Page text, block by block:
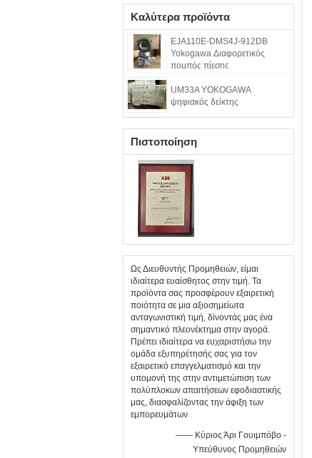
Καλύτερα προϊόντα
EJA110E-DMS4J-912DB
Yokogawa Διαφορετικός
πομπός πίεσης
UM33A YOKOGAWA
ψηφιακός δείκτης
Πιστοποίηση
Ως Διευθυντής Προμηθειών, είμαι
ιδιαίτερα ευαίσθητος στην τιμή. Τα
προϊόντα σας προσφέρουν εξαιρετική
ποιότητα σε μια αξιοσημείωτα
ανταγωνιστική τιμή, δίνοντάς μας ένα
σημαντικό πλεονέκτημα στην αγορά.
Πρέπει ιδιαίτερα να ευχαριστήσω την
ομάδα εξυπηρέτησής σας για τον
εξαιρετικό επαγγελματισμό και την
υπομονή της στην αντιμετώπιση των
πολύπλοκων απαιτήσεων εφοδιαστικής
μας, διασφαλίζοντας την άφιξη των
εμπορευμάτων
—— Κύριος Άρι Γουιμπόβο -
Υπεύθυνος Προμηθειών